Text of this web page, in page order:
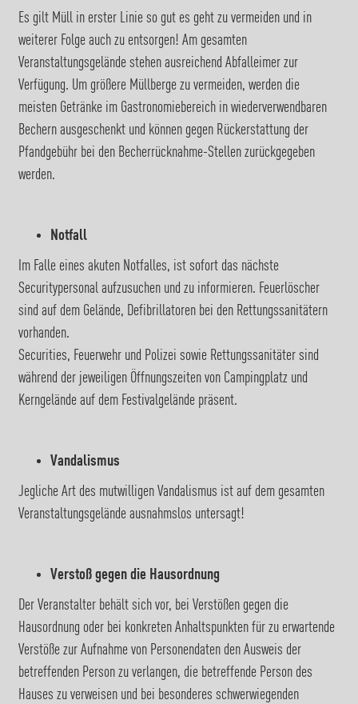
Es gilt Müll in erster Linie so gut es geht zu vermeiden und in
weiterer Folge auch zu entsorgen! Am gesamten
Veranstaltungsgelände stehen ausreichend Abfalleimer zur
Verfügung. Um größere Müllberge zu vermeiden, werden die
meisten Getränke im Gastronomiebereich in wiederverwendbaren
Bechern ausgeschenkt und können gegen Rückerstattung der
Pfandgebühr bei den Becherrücknahme-Stellen zurückgegeben
werden.
Notfall
Im Falle eines akuten Notfalles, ist sofort das nächste
Securitypersonal aufzusuchen und zu informieren. Feuerlöscher
sind auf dem Gelände, Defibrillatoren bei den Rettungssanitätern
vorhanden.
Securities, Feuerwehr und Polizei sowie Rettungssanitäter sind
während der jeweiligen Öffnungszeiten von Campingplatz und
Kerngelände auf dem Festivalgelände präsent.
Vandalismus
Jegliche Art des mutwilligen Vandalismus ist auf dem gesamten
Veranstaltungsgelände ausnahmslos untersagt!
Verstoß gegen die Hausordnung
Der Veranstalter behält sich vor, bei Verstößen gegen die
Hausordnung oder bei konkreten Anhaltspunkten für zu erwartende
Verstöße zur Aufnahme von Personendaten den Ausweis der
betreffenden Person zu verlangen, die betreffende Person des
Hauses zu verweisen und bei besonderes schwerwiegenden